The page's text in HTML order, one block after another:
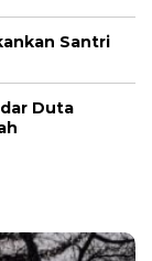
Santri
Duta